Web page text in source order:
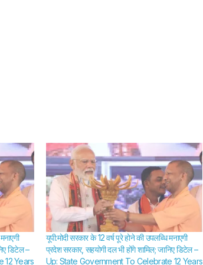
डिटेल –
12 Years
यूपी:मोदी सरकार के 12 वर्ष पूरे होने की उपलब्धि मनाएगी
प्रदेश सरकार, सहयोगी दल भी होंगे शामिल; जानिए डिटेल –
Up: State Government To Celebrate 12 Years